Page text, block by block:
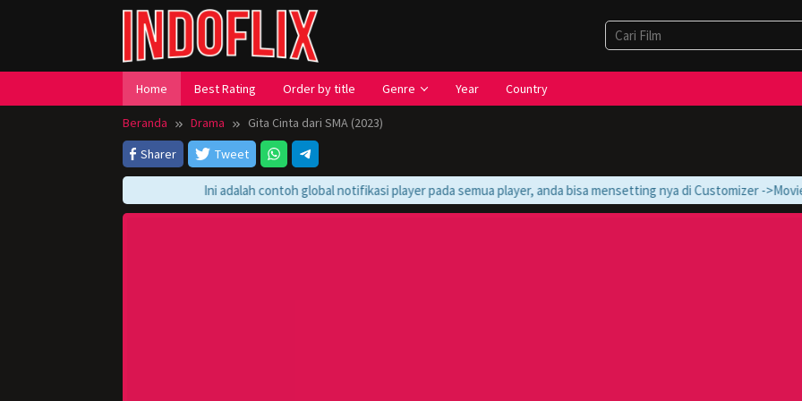
Home Best Rating Order by title Genre Year Country
Beranda Drama
Gita Cinta dari SMA (2023)
Sharer
Tweet
Ini adalah contoh global notifikasi player pada semua player, anda bisa mensetting nya di Customizer ->Movie -